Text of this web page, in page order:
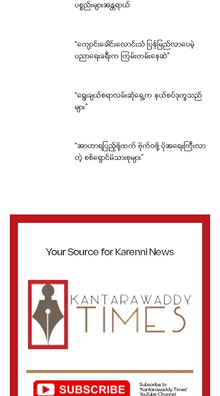
ပစ္စည်းများအန္တရာယ်
“ကျောင်းခေါင်းလောင်းသံ ပြန်မြည်လာပေမဲ့
ပညာရေးခရီးက ကြမ်းတမ်းနေဆဲ”
“ရွေးချယ်စရာလမ်းဆုံရှေ့က နယ်စပ်ဒုက္ခသည်
များ”
“အာဟာရပြည့်ဖို့ထက် ဗိုက်ဝဖို့ ပိုအရေးကြီးလာ
တဲ့ စစ်ရှောင်မိသားစုများ”